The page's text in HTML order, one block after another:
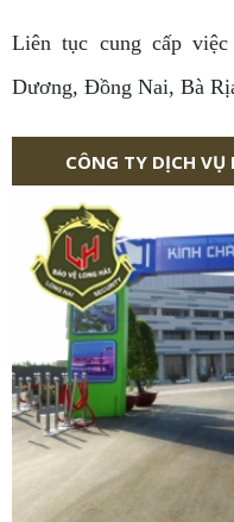
Liên tục cung cấp
Dương, Đồng Nai, Bà
CÔNG TY DỊCH VỤ